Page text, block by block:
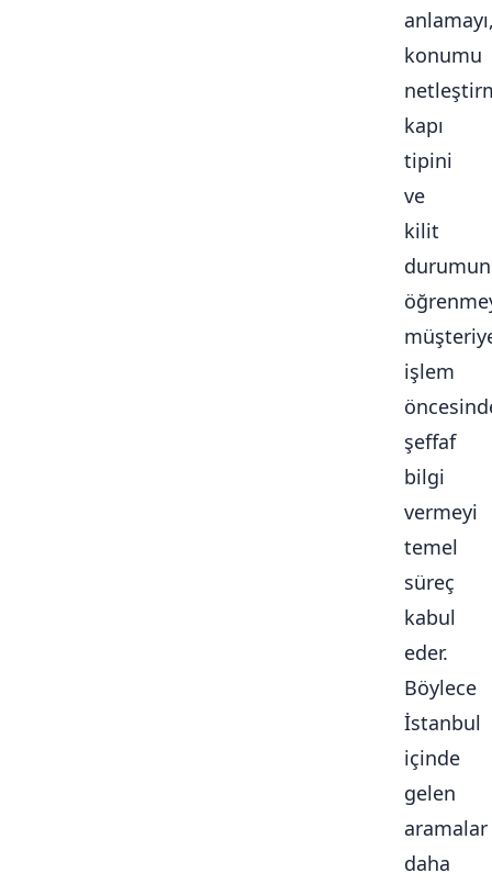
konumu
kapı
tipini
ve
kilit
işlem
şeffaf
bilgi
vermeyi
temel
süreç
kabul
eder.
Böylece
İstanbul
içinde
gelen
aramalar
daha